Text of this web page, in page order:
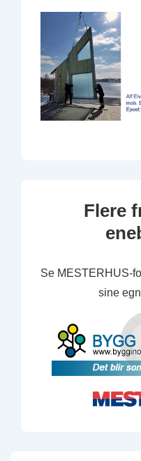
Flere
Se MESTERHUS-
sine